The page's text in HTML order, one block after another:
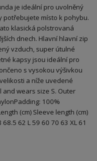
je ideální pro uvolněný
potřebujete místo k pohybu.
klasická polstrovaná
dnech. Hlavní hlavní zip
vzduch, super útulné
kapsy jsou ideální pro
s vysokou výšivkou
a níže uvedené
and wears size S. Outer
100%
(cm) Sleeve length (cm)
62 L 59 60 70 63 XL 61